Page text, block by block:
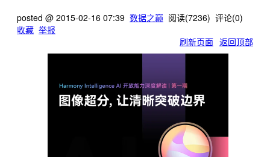
posted @ 2015-02-16 07:39 数据之巅 阅读(7236) 评论(0)
收藏 举报
刷新页面 返回顶部